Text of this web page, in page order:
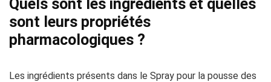
Quels sont les ingrédients et quelles
sont leurs propriétés
pharmacologiques ?
Les ingrédients présents dans le Spray pour la pousse des